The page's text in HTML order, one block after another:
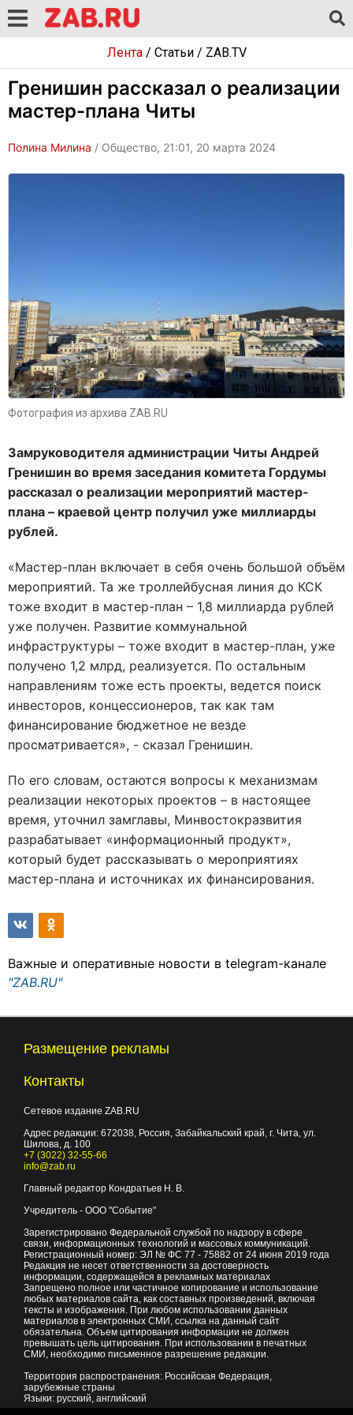
Лента/ Статьи/ ZAB.TV
Гренишин рассказал о реализации
мастер-плана Читы
Полина Милина / Общество, 21:01, 20 марта 2024
Фотография из архива ZAB.RU
Замруководителя администрации Читы Андрей
Гренишин во время заседания комитета Гордумы
рассказал о реализации мероприятий мастер-
плана – краевой центр получил уже миллиарды
рублей.
«Мастер-план включает в себя очень большой объём
мероприятий. Та же троллейбусная линия до КСК
тоже входит в мастер-план – 1,8 миллиарда рублей
уже получен. Развитие коммунальной
инфраструктуры – тоже входит в мастер-план, уже
получено 1,2 млрд, реализуется. По остальным
направлениям тоже есть проекты, ведется поиск
инвесторов, концессионеров, так как там
финансирование бюджетное не везде
просматривается», - сказал Гренишин.
По его словам, остаются вопросы к механизмам
реализации некоторых проектов – в настоящее
время, уточнил замглавы, Минвостокразвития
разрабатывает «информационный продукт»,
который будет рассказывать о мероприятиях
мастер-плана и источниках их финансирования.
Важные и оперативные новости в telegram-канале
"ZAB.RU"
Размещение рекламы
Контакты
Сетевое издание ZAB.RU
Адрес редакции: 672038 , Россия, Забайкальский край, г. Чита ул.
Шилова, д. 100
+7 (3022) 32-55-66
info@zab.ru
Главный редактор Кондратьев Н. В.
Учредитель - ООО "Событие"
Зарегистрировано Федеральной службой по надзору в сфере
связи, информационных технологий и массовых коммуникаций.
Регистрационный номер: ЭЛ № ФС 77 - 75882 от 24 июня 2019 года
Редакция не несет ответственности за достоверность
информации, содержащейся в рекламных материалах
Запрещено полное или частичное копирование и использование
любых материалов сайта, как составных произведений, включая
тексты и изображения. При любом использовании данных
материалов в электронных СМИ, ссылка на данный сайт
обязательна. Объем цитирования информации не должен
превышать цель цитирования. При использовании в печатных
СМИ, необходимо письменное разрешение редакции.
Территория распространения: Российская Федерация,
зарубежные страны
Языки: русский, английский